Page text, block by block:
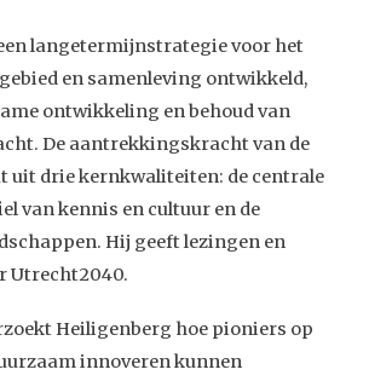
langetermijnstrategie voor het
en samenleving ontwikkeld,
ontwikkeling en behoud van
De aantrekkingskracht van de
uit drie kernkwaliteiten: de centrale
van kennis en cultuur en de
Hij geeft lezingen en
Utrecht2040.
Heiligenberg hoe pioniers op
innoveren kunnen